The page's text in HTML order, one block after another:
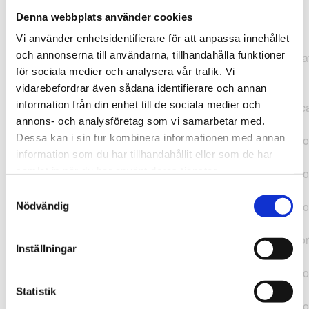
Denna webbplats använder cookies
Vi använder enhetsidentifierare för att anpassa innehållet
och annonserna till användarna, tillhandahålla funktioner
för sociala medier och analysera vår trafik. Vi
vidarebefordrar även sådana identifierare och annan
information från din enhet till de sociala medier och
annons- och analysföretag som vi samarbetar med.
Dessa kan i sin tur kombinera informationen med annan
information som du har tillhandahållit eller som de har
Nödvändig
Inställningar
Statistik
TypeError: "".concat(...).concat(...).replaceAll is not a
function at
https://webshop.pressbyran.se/_next/static/chunks/pages/
b1763451a2186f9e.js:1:11050 at Array.map
(<anonymous>) at K
(https://webshop.pressbyran.se/_next/static/chunks/pages/
b1763451a2186f9e.js:1:10836) at lk
(https://webshop.pressbyran.se/_next/static/chunks/
b241200379730ac0.js:1:129835) at i
(https://webshop.pressbyran.se/_next/static/chunks/
(https://webshop.pressbyran.se/_next/static/chunks/
https://webshop.pressbyran.se/_next/static/chunks/
b241200379730ac0.js:1:167872 at uI
(https://webshop.pressbyran.se/_next/static/chunks/
b241200379730ac0.js:1:167879) at uE
(https://webshop.pressbyran.se/_next/static/chunks/